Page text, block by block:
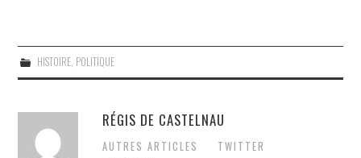
HISTOIRE, POLITIQUE
RÉGIS DE CASTELNAU
AUTRES ARTICLES
TWITTER